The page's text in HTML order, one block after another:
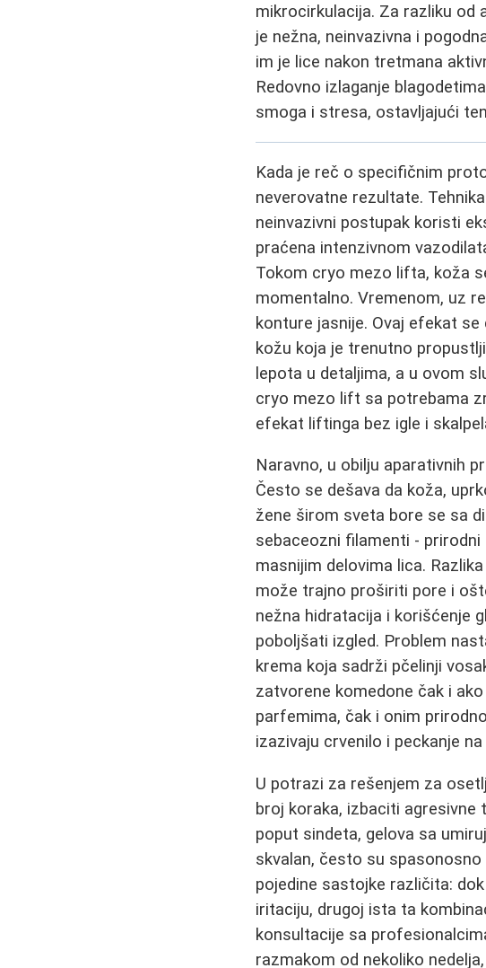
mikrocirkulacija. Za razliku od
je nežna, neinvazivna i
im je lice nakon tretmana
Redovno izlaganje
smoga i stresa, ostavljajući
Kada je reč o specifičnim
neverovatne rezultate.
neinvazivni postupak koristi
praćena intenzivnom
Tokom cryo mezo lifta, koža
momentalno. Vremenom, uz
konture jasnije. Ovaj efekat
kožu koja je trenutno
lepota u detaljima, a u ovom
cryo mezo lift sa potrebama
efekat liftinga bez igle i
Naravno, u obilju aparativnih
Često se dešava da koža,
žene širom sveta bore se sa
sebaceozni filamenti -
masnijim delovima lica.
može trajno proširiti pore i
nežna hidratacija i korišćenje
poboljšati izgled. Problem
krema koja sadrži pčelinji
zatvorene komedone čak i
parfemima, čak i onim
izazivaju crvenilo i peckanje
U potrazi za rešenjem za
broj koraka, izbaciti agresivne
poput sindeta, gelova sa
skvalan, često su
pojedine sastojke različita:
iritaciju, drugoj ista ta
konsultacije sa
razmakom od nekoliko